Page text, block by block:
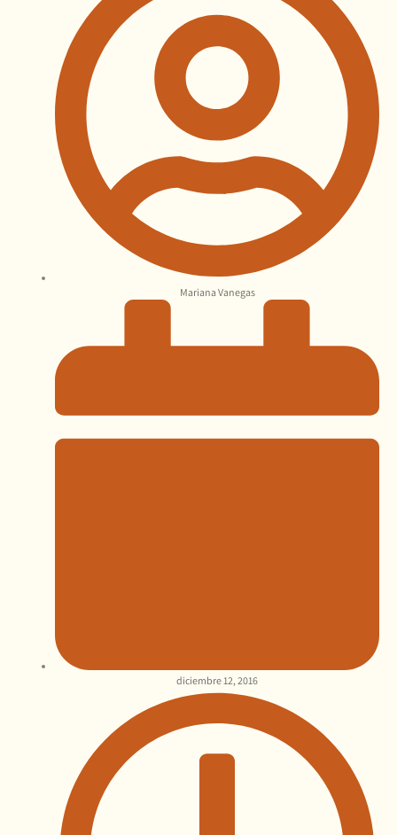
Mariana Vanegas
diciembre 12, 2016